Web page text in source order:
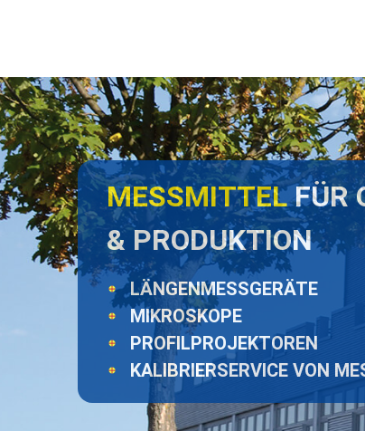
MESSMITTELFÜR
& PRODUKTION
LÄNGENMESSGERÄTE
MIKROSKOPE
PROFILPROJEKTOREN
KALIBRIERSERVICE VON